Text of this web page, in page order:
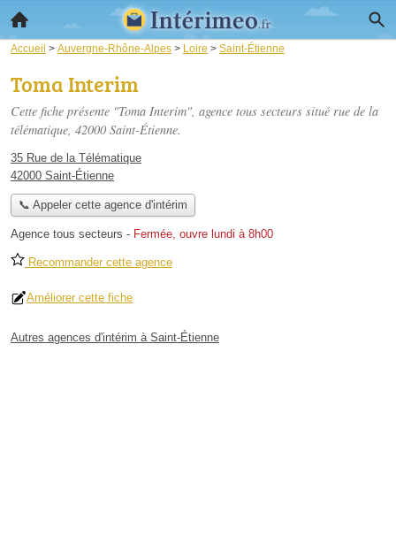
Accueil > Auvergne-Rhône-Alpes > Loire > Saint-Étienne
Toma Interim
Cette fiche présente "Toma Interim", agence tous secteurs situé rue de la
télématique, 42000 Saint-Étienne.
35 Rue de la Télématique
42000 Saint-Étienne
📞 Appeler cette agence d'intérim
Agence tous secteurs - Fermée, ouvre lundi à 8h00
Recommander cette agence
Améliorer cette fiche
Autres agences d'intérim à Saint-Étienne